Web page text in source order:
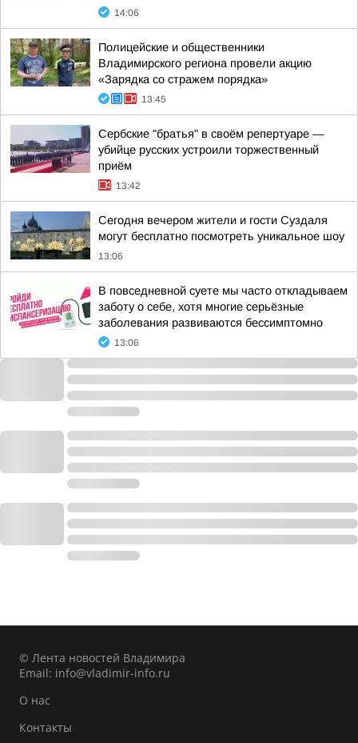
14:06
Полицейские и общественники
Владимирского региона провели акцию
«Зарядка со стражем порядка»
13:45
Сербские "братья" в своём репертуаре —
убийце русских устроили торжественный
приём
13:42
Сегодня вечером жители и гости Суздаля
могут бесплатно посмотреть уникальное шоу
13:06
В повседневной суете мы часто откладываем
заботу о себе, хотя многие серьёзные
заболевания развиваются бессимптомно
13:06
© Лента новостей Владимира
Email: info@vladimir-info.ru
О нас
Контакты